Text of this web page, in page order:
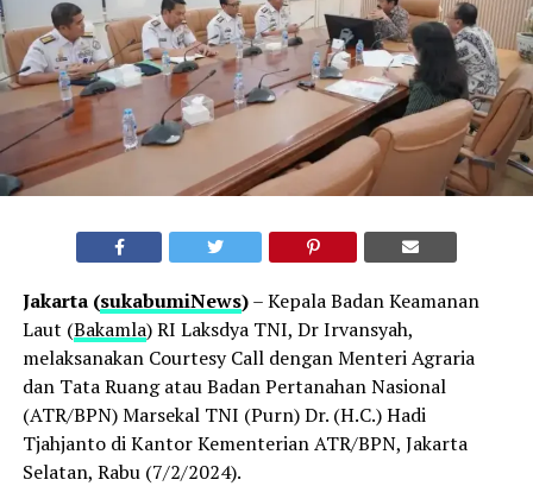
Jakarta (sukabumiNews)– Kepala Badan Keamanan
Laut (Bakamla) RI Laksdya TNI, Dr Irvansyah,
melaksanakan Courtesy Call dengan Menteri Agraria
dan Tata Ruang atau Badan Pertanahan Nasional
(ATR/BPN) Marsekal TNI (Purn) Dr. (H.C.) Hadi
Tjahjanto di Kantor Kementerian ATR/BPN, Jakarta
Selatan, Rabu (7/2/2024).